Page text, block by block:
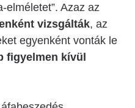
elméletet”. Azaz az
vizsgálták, az
egyenként vonták le
figyelmen kívül